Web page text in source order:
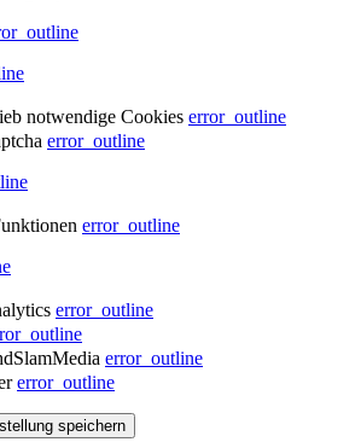
notwendige Cookies error_outline
error_outline
error_outline
error_outline
error_outline
error_outline
speichern